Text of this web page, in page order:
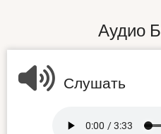
Аудио
Слушать